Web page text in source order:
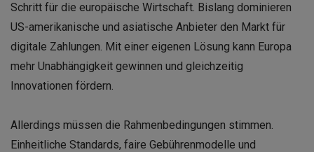
Schritt für die europäische Wirtschaft. Bislang dominieren
US-amerikanische und asiatische Anbieter den Markt für
digitale Zahlungen. Mit einer eigenen Lösung kann Europa
mehr Unabhängigkeit gewinnen und gleichzeitig
Innovationen fördern.
Allerdings müssen die Rahmenbedingungen stimmen.
Einheitliche Standards, faire Gebührenmodelle und